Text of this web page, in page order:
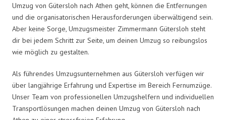
Umzug von Gütersloh nach Athen geht, können die Entfernungen
und die organisatorischen Herausforderungen überwältigend sein.
Aber keine Sorge, Umzugsmeister Zimmermann Gütersloh steht
dir bei jedem Schritt zur Seite, um deinen Umzug so reibungslos
wie möglich zu gestalten.
Als führendes Umzugsunternehmen aus Gütersloh verfügen wir
über langjährige Erfahrung und Expertise im Bereich Fernumzüge.
Unser Team von professionellen Umzugshelfern und individuellen
Transportlösungen machen deinen Umzug von Gütersloh nach